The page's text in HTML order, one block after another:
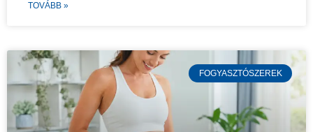
TOVÁBB »
FOGYASZTÓSZEREK